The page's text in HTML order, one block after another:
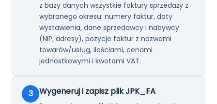
z bazy danych wszystkie faktury sprzedaży z
wybranego okresu: numery faktur, daty
wystawienia, dane sprzedawcy i nabywcy
(NIP, adresy), pozycje faktur z nazwami
towarów/usług, ilościami, cenami
jednostkowymi i kwotami VAT.
3 Wygeneruj i zapisz plik JPK_FA